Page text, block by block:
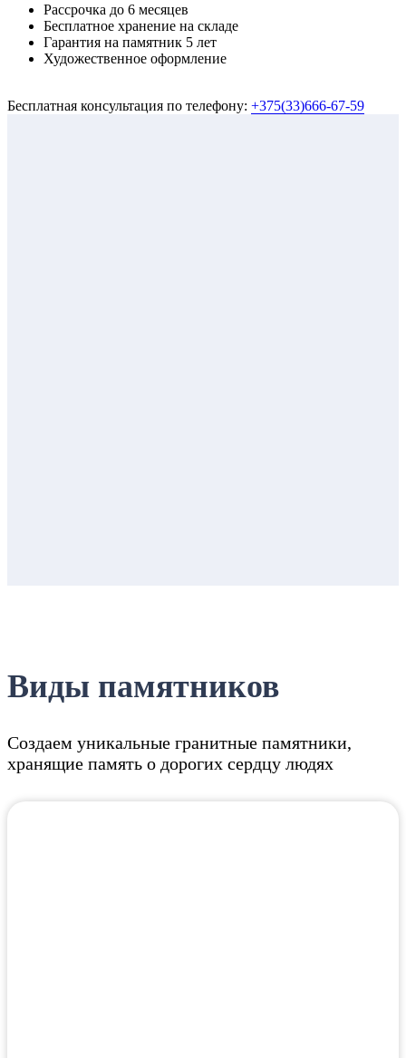
Рассрочка до 6 месяцев
Бесплатное хранение на складе
Гарантия на памятник 5 лет
Художественное оформление
Бесплатная консультация по телефону: +375(33)666-67-59
Виды памятников
Создаем уникальные гранитные памятники,
хранящие память о дорогих сердцу людях